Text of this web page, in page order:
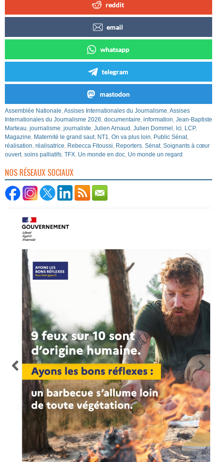
reddit
email
whatsapp
telegram
mastodon
Assemblée Nationale,Assises Internationales du Journalisme,Assises
Internationales du Journalisme 2026, documentaire, information, Jean-Baptiste
Marteau, journalisme, journaliste, Julien Arnaud , Julien Dommel , lci, LCP,
Magazine, Maternité le grand saut, NT1, On va plus loin, Public Sénat,
réalisation, réalisatrice, Rebecca Fitoussi, Reporters, Sénat, Soignants à cœur
ouvert, soins palliatifs, TFX, Un monde en doc, Un monde un regard
NOS RÉSEAUX SOCIAUX